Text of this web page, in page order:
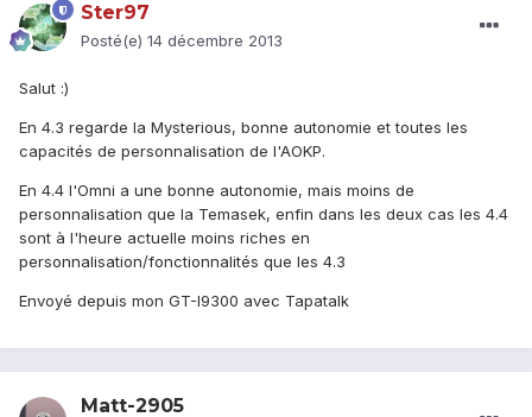
Ster97
Posté(e) 14 décembre 2013
Salut :)
En 4.3 regarde la Mysterious, bonne autonomie et toutes les
capacités de personnalisation de l'AOKP.
En 4.4 l'Omni a une bonne autonomie, mais moins de
personnalisation que la Temasek, enfin dans les deux cas les 4.4
sont à l'heure actuelle moins riches en
personnalisation/fonctionnalités que les 4.3
Envoyé depuis mon GT-I9300 avec Tapatalk
Matt-2905